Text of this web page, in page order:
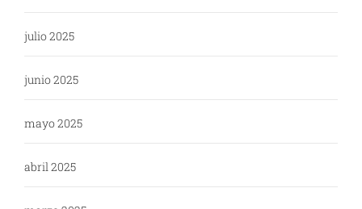
julio 2025
junio 2025
mayo 2025
abril 2025